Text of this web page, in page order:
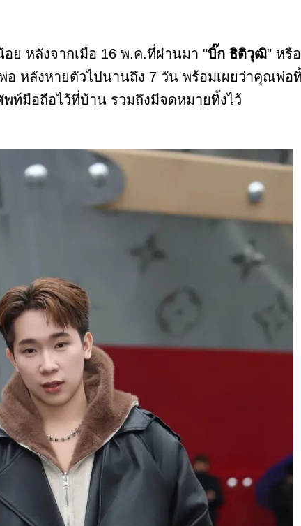
ย หลังจากเมื่อ 16 พ.ค.ที่ผ่านมา "บิ๊ก ธิติวุฒิ" หรื
หลังหายตัวไปนานถึง 7 วัน พร้อมเผยว่าคุณพ่อ
มือถือไว้ที่บ้าน รวมถึงมีจดหมายทิ้งไว้